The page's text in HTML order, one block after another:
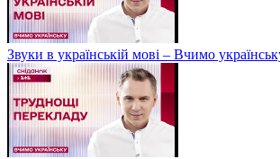
Звуки в українській мові – Вчимо